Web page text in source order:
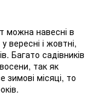
можна навесні в
вересні і жовтні,
Багато садівників
так як
місяці, то